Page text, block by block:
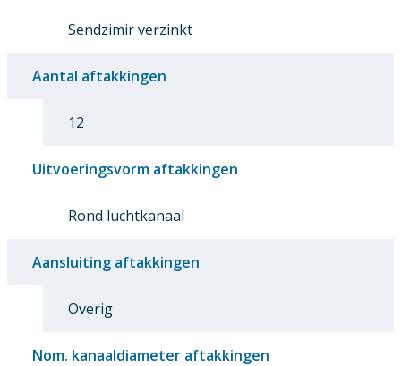
Sendzimir verzinkt
Aantal aftakkingen
12
Uitvoeringsvorm aftakkingen
Rond luchtkanaal
Aansluiting aftakkingen
Overig
Nom. kanaaldiameter aftakkingen